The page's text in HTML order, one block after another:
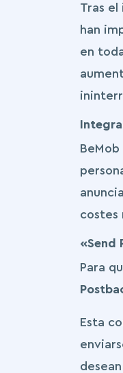
Tras
han
en
costes
«Send
Para
Esta